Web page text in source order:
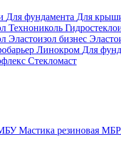
Для фундамента Для
Технониколь
Эластоизол бизнес
Линокром Для
Стекломаст
Мастика резиновая